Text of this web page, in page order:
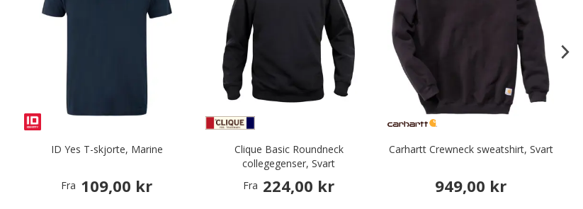
ID Yes T-skjorte, Marine
Fra 109,00 kr
Clique Basic Roundneck
collegegenser, Svart
Fra 224,00 kr
Carhartt Crewneck sweatshirt, Svart
949,00 kr